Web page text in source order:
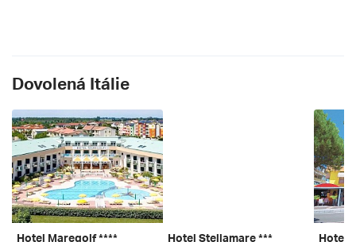
Dovolená Itálie
Hotel Maregolf **** Hotel Stellamare *** Hotel